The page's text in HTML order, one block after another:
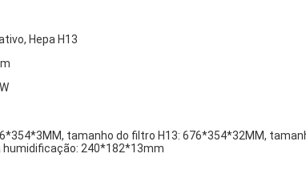
Hepa H13
tamanho do filtro H13: 676*354*32MM,
240*182*13mm